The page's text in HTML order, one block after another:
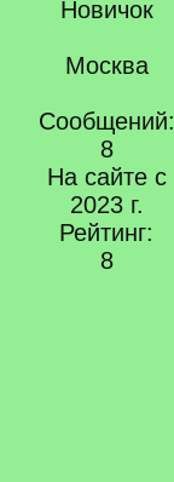
Новичок
Москва
Сообщений:
8
На сайте с
2023 г.
Рейтинг:
8